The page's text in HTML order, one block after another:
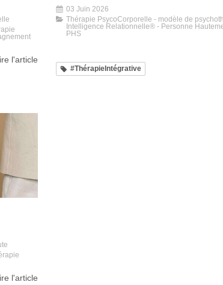
l'article
03 Juin 2026
Thérapie PsycoCorporelle - modèle de
Intelligence Relationnelle® - Personne
PHS
#ThérapieIntégrative
l'article